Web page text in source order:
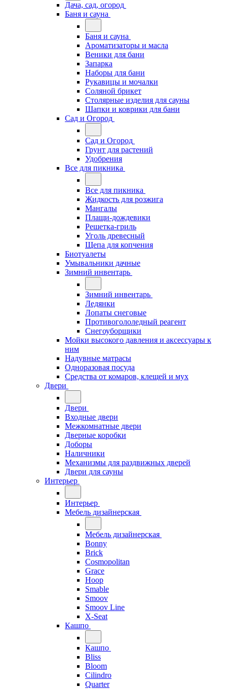
Дача, сад, огород
Баня и сауна
Баня и сауна
Ароматизаторы и масла
Веники для бани
Запарка
Наборы для бани
Рукавицы и мочалки
Соляной брикет
Столярные изделия для сауны
Шапки и коврики для бани
Сад и Огород
Сад и Огород
Грунт для растений
Удобрения
Все для пикника
Все для пикника
Жидкость для розжига
Мангалы
Плащи-дождевики
Решетка-гриль
Уголь древесный
Щепа для копчения
Биотуалеты
Умывальники дачные
Зимний инвентарь
Зимний инвентарь
Ледянки
Лопаты снеговые
Противогололедный реагент
Снегоуборщики
Мойки высокого давления и аксессуары к
ним
Надувные матрасы
Одноразовая посуда
Средства от комаров, клещей и мух
Двери
Двери
Входные двери
Межкомнатные двери
Дверные коробки
Доборы
Наличники
Механизмы для раздвижных дверей
Двери для сауны
Интерьер
Интерьер
Мебель дизайнерская
Мебель дизайнерская
Bonny
Brick
Cosmopolitan
Grace
Hoop
Smable
Smoov
Smoov Line
X-Seat
Кашпо
Кашпо
Bliss
Bloom
Cilindro
Quarter